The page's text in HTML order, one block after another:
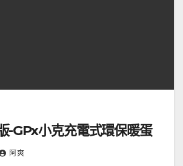
-GPx小克充電式環保暖蛋
阿爽